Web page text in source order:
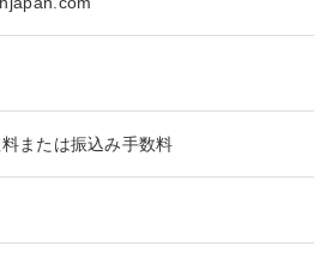
または振込み手数料